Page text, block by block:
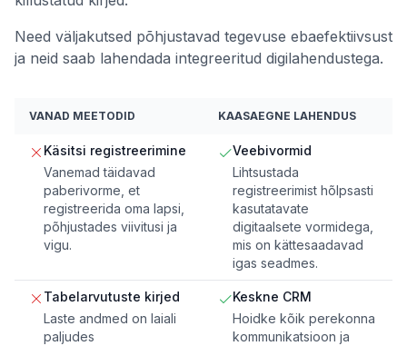
Need väljakutsed põhjustavad tegevuse ebaefektiivsust
ja neid saab lahendada integreeritud digilahendustega.
VANAD MEETODID KAASAEGNE LAHENDUS
Käsitsi registreerimine
Vanemad täidavad
paberivorme, et
registreerida oma lapsi,
põhjustades viivitusi ja
vigu.
Veebivormid
Lihtsustada
registreerimist hõlpsasti
kasutatavate
digitaalsete vormidega,
mis on kättesaadavad
igas seadmes.
Tabelarvutuste kirjed
Laste andmed on laiali
paljudes
Keskne CRM
Hoidke kõik perekonna
kommunikatsioon ja